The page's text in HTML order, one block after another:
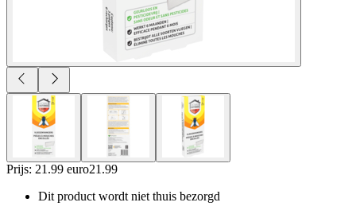
Prijs: 21.99 euro21 .99
Dit product wordt niet thuis bezorgd